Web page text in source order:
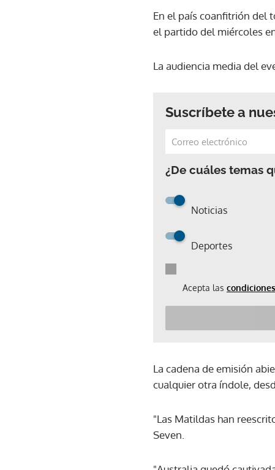
En el país coanfitrión del
el partido del miércoles
La audiencia media del
Suscríbete a
¿De cuáles temas
Noticias
Deportes
Acepta las
La cadena de emisión
cualquier otra índole,
"Las Matildas han
Seven.